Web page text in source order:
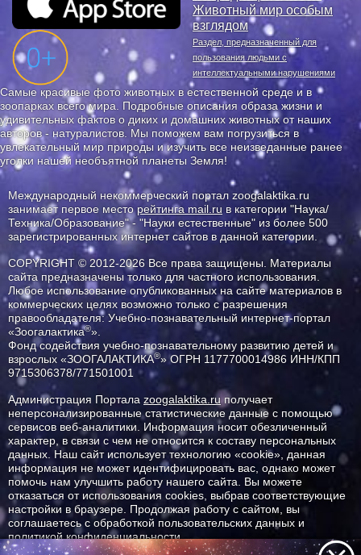
Животный мир особым
взглядом
Раздел, предназначенный для
пользования людьми с
интеллектуальными нарушениями
Самые красивые фото животных в естественной среде и в
зоопарках всего мира. Подробные описания образа жизни и
удивительных фактов о диких и домашних животных от наших
авторов - натуралистов. Мы поможем вам погрузиться в
увлекательный мир природы и изучить все неизведанные ранее
уголки нашей необъятной планеты Земля!
Международный некоммерческий портал zoogalaktika.ru
занимает первое месторейтинга mail.ru в категории "Наука/
Техника/Образование" - "Науки естественные" из более 500
зарегистрированных интернет сайтов в данной категории.
COPYRIGHT © 2012-2026 Все права защищены. Материалы
сайта предназначены только для частного использования.
Любое использование опубликованных на сайте материалов в
коммерческих целях возможно только с разрешения
правообладателя: Учебно-познавательный интернет-портал
«Зоогалактика®».
Фонд содействия учебно-познавательному развитию детей и
взрослых «ЗООГАЛАКТИКА®» ОГРН 1177700014986 ИНН/КПП
9715306378/771501001
Администрация Портала zoogalaktika.ruполучает
неперсонализированные статистические данные с помощью
сервисов веб-аналитики. Информация носит обезличенный
характер, в связи с чем не относится к составу персональных
данных. Наш сайт использует технологию «cookie», данная
информация не может идентифицировать вас, однако может
помочь нам улучшить работу нашего сайта. Вы можете
отказаться от использования cookies, выбрав соответствующие
настройки в браузере. Продолжая работу с сайтом, вы
соглашаетесь с обработкой пользовательских данных и
политикой конфиденциальности.